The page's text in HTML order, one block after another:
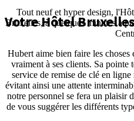
Votre Hôtel
Tout neuf et hyper design,
Bruxelles, à quelques minutes à
Hubert aime bien faire les
vraiment à ses clients. Sa pointe
service de remise de clé en
évitant ainsi une attente
notre personnel se fera un plaisir
de vous suggérer les différents